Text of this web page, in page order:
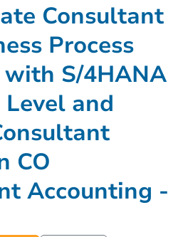
Consultant
Process
S/4HANA
and
CO
Accounting -